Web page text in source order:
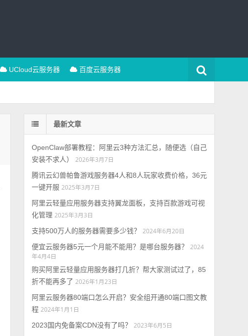
UCloud云服务器 百度云服务器
最新文章
OpenClaw部署教程：阿里云3种方法汇总，随便选（自己
安装不求人）
2026年3月7日
腾讯云幻兽帕鲁游戏服务器4人和8人玩家收费价格，36元
一键开服 2025年3月7日
阿里云轻量应用服务器支持翼龙面板，支持百款游戏可视
化管理 2025年3月3日
支持500万人的服务器需要多少钱？
2024年6月20日
便宜云服务器5元一个月能不能用？是哪台服务器？
2024
年4月4日
购买阿里云轻量应用服务器打几折？帮大家测试过了，85
折不能再多了 2026年1月23日
阿里云服务器80端口怎么开启？安全组开通80端口图文教
程 2024年1月1日
2023国内免备案CDN没有了吗？
2023年6月5日